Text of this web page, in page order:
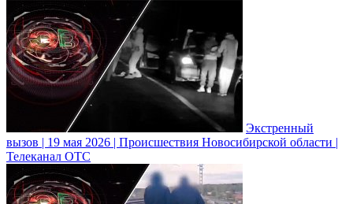
Экстренный
вызов | 19 мая 2026 | Происшествия Новосибирской области |
Телеканал ОТС